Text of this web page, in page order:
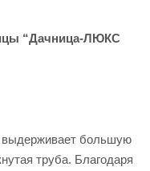
“Дачница-ЛЮКС
выдерживает большую
труба. Благодаря